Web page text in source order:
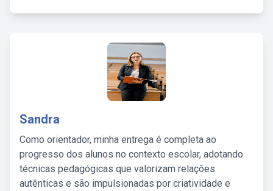
Sandra
Como orientador, minha entrega é completa ao
progresso dos alunos no contexto escolar, adotando
técnicas pedagógicas que valorizam relações
autênticas e são impulsionadas por criatividade e